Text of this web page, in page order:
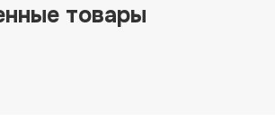
товары